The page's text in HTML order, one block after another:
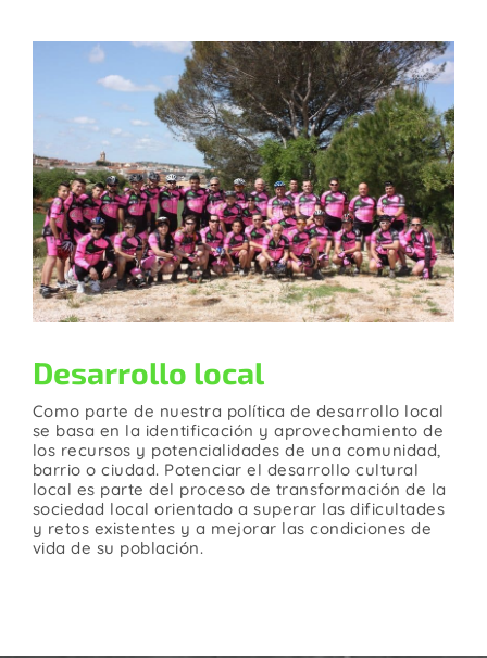
Desarrollo local
Como parte de nuestra política de desarrollo local
se basa en la identificación y aprovechamiento de
los recursos y potencialidades de una comunidad,
barrio o ciudad. Potenciar el desarrollo cultural
local es parte del proceso de transformación de la
sociedad local orientado a superar las dificultades
y retos existentes y a mejorar las condiciones de
vida de su población.